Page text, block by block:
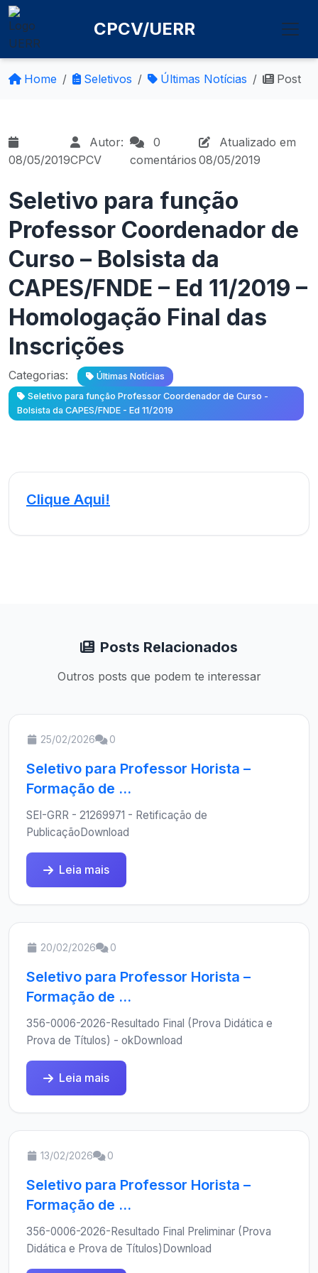
CPCV/UERR
Home Seletivos Últimas Notícias Post
08/05/2019
Autor:
CPCV
0
comentários
Atualizado em
08/05/2019
Seletivo para função
Professor Coordenador de
Curso – Bolsista da
CAPES/FNDE – Ed 11/2019 –
Homologação Final das
Inscrições
Categorias:
Últimas Notícias
Seletivo para função Professor Coordenador de Curso -
Bolsista da CAPES/FNDE - Ed 11/2019
Clique Aqui!
Posts Relacionados
Outros posts que podem te interessar
25/02/2026 0
Seletivo para Professor Horista –
Formação de ...
SEI-GRR - 21269971 - Retificação de
PublicaçãoDownload
Leia mais
20/02/2026 0
Seletivo para Professor Horista –
Formação de ...
356-0006-2026-Resultado Final (Prova Didática e
Prova de Títulos) - okDownload
Leia mais
13/02/2026 0
Seletivo para Professor Horista –
Formação de ...
356-0006-2026-Resultado Final Preliminar (Prova
Didática e Prova de Títulos)Download